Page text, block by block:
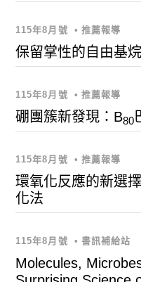
115年8月號 • 推薦報導
保留掌性的自由基
115年8月號 • 推薦報導
硼團簇新發現：B80
115年8月號 • 推薦報導
環氧化反應的新選
化法
115年8月號 • 書訊補給站
Molecules,